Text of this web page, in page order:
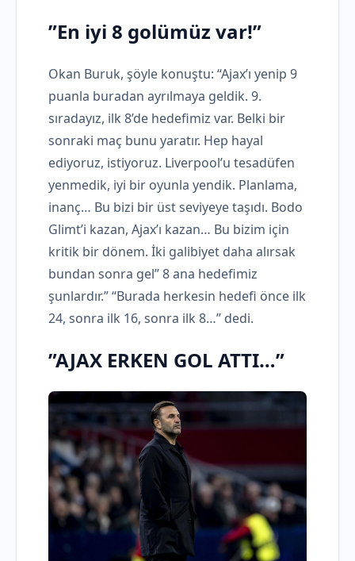
”En iyi 8 golümüz var!”
Okan Buruk, şöyle konuştu: “Ajax’ı yenip 9
puanla buradan ayrılmaya geldik. 9.
sıradayız, ilk 8’de hedefimiz var. Belki bir
sonraki maç bunu yaratır. Hep hayal
ediyoruz, istiyoruz. Liverpool’u tesadüfen
yenmedik, iyi bir oyunla yendik. Planlama,
inanç… Bu bizi bir üst seviyeye taşıdı. Bodo
Glimt’i kazan, Ajax’ı kazan… Bu bizim için
kritik bir dönem. İki galibiyet daha alırsak
bundan sonra gel” 8 ana hedefimiz
şunlardır.” “Burada herkesin hedefi önce ilk
24, sonra ilk 16, sonra ilk 8…” dedi.
”AJAX ERKEN GOL ATTI…”